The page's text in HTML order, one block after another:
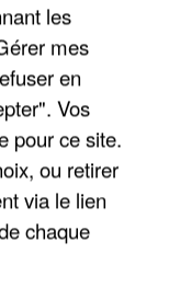
REFUGES
les
mes
en
Vos
pour ce site.
ou retirer
via le lien
chaque